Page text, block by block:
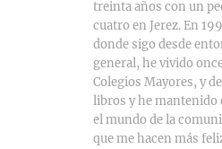
treinta años con un
cuatro en Jerez. En
donde sigo desde
general, he vivido
Colegios Mayores, y
libros y he mantenido
el mundo de la
que me hacen más